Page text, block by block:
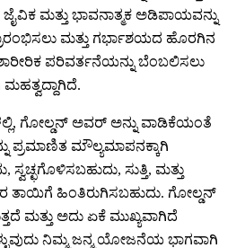
ಮತ್ತು ಭಾವನಾತ್ಮಕ ಅಡಿಪಾಯವನ್ನು
ಮತ್ತು ಗರ್ಭಾಶಯದ ಹೊರಗಿನ
ಪರಿವರ್ತನೆಯನ್ನು ಬೆಂಬಲಿಸಲು
ಗೋಲ್ಡನ್ ಅವರ್ ಅನ್ನು ವಾಡಿಕೆಯಂತೆ
ಪ್ರಮಾಣಿತ ಮೌಲ್ಯಮಾಪನಕ್ಕಾಗಿ
ಸುತ್ತಿ, ಮತ್ತು
ತಾಯಿಗೆ ಹಿಂತಿರುಗಿಸಬಹುದು. ಗೋಲ್ಡನ್
ಮತ್ತು ಅದು ಏಕೆ ಮುಖ್ಯವಾಗಿದೆ
ನಿಮ್ಮ ಜನ್ಮ ಯೋಜನೆಯ ಭಾಗವಾಗಿ